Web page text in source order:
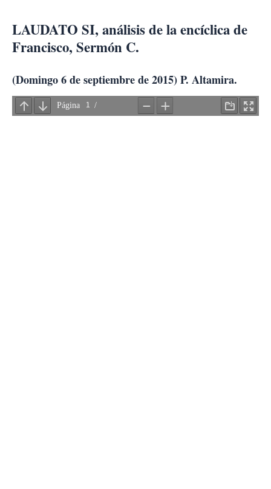
contenido
LAUDATO SI, análisis de la encíclica de
Francisco, Sermón C.
(Domingo 6 de septiembre de 2015) P. Altamira.